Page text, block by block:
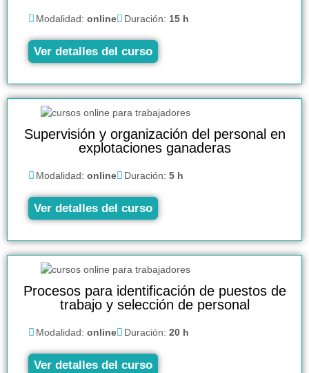
Modalidad: online Duración: 15 h
Ver detalles del curso
Supervisión y organización del personal en
explotaciones ganaderas
Modalidad: online Duración: 5 h
Ver detalles del curso
Procesos para identificación de puestos de
trabajo y selección de personal
Modalidad: online Duración: 20 h
Ver detalles del curso